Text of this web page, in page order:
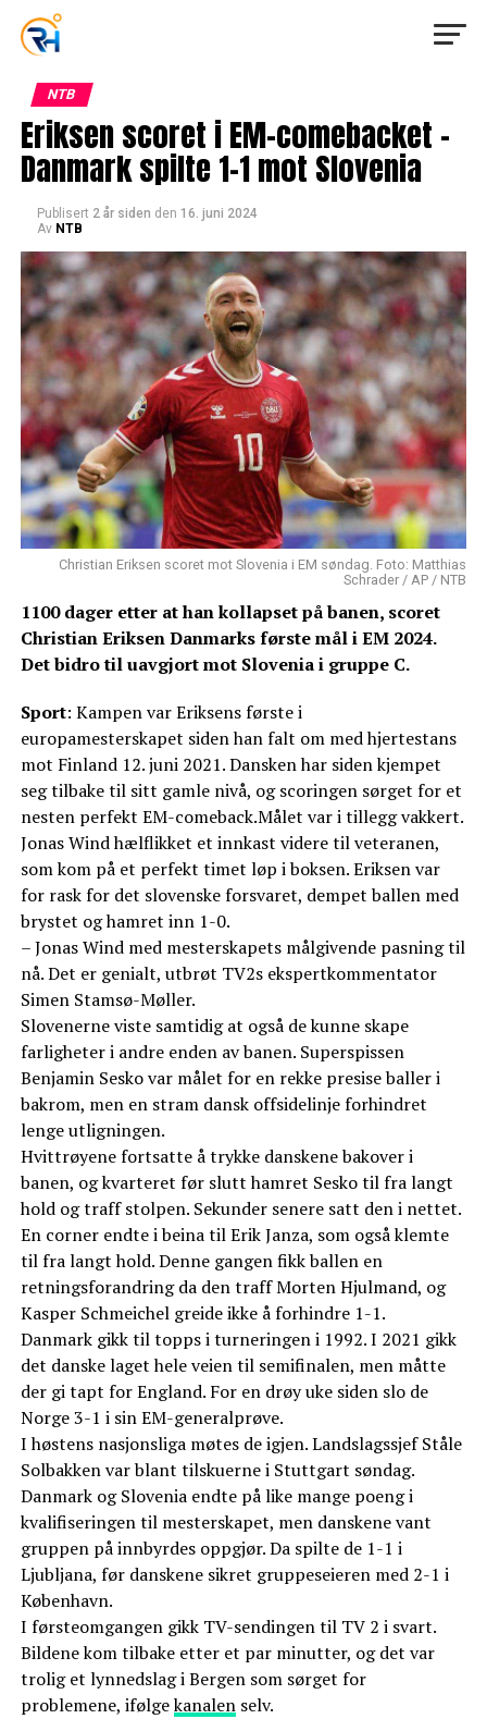
NTB
Eriksen scoret i EM-comebacket –
Danmark spilte 1-1 mot Slovenia
Publisert 2 år siden den 16. juni 2024
Av NTB
Christian Eriksen scoret mot Slovenia i EM søndag. Foto: Matthias
Schrader / AP / NTB
1100 dager etter at han kollapset på banen, scoret
Christian Eriksen Danmarks første mål i EM 2024.
Det bidro til uavgjort mot Slovenia i gruppe C.
Sport: Kampen var Eriksens første i
europamesterskapet siden han falt om med hjertestans
mot Finland 12. juni 2021. Dansken har siden kjempet
seg tilbake til sitt gamle nivå, og scoringen sørget for et
nesten perfekt EM-comeback.Målet var i tillegg vakkert.
Jonas Wind hælflikket et innkast videre til veteranen,
som kom på et perfekt timet løp i boksen. Eriksen var
for rask for det slovenske forsvaret, dempet ballen med
brystet og hamret inn 1-0.
– Jonas Wind med mesterskapets målgivende pasning til
nå. Det er genialt, utbrøt TV2s ekspertkommentator
Simen Stamsø-Møller.
Slovenerne viste samtidig at også de kunne skape
farligheter i andre enden av banen. Superspissen
Benjamin Sesko var målet for en rekke presise baller i
bakrom, men en stram dansk offsidelinje forhindret
lenge utligningen.
Hvittrøyene fortsatte å trykke danskene bakover i
banen, og kvarteret før slutt hamret Sesko til fra langt
hold og traff stolpen. Sekunder senere satt den i nettet.
En corner endte i beina til Erik Janza, som også klemte
til fra langt hold. Denne gangen fikk ballen en
retningsforandring da den traff Morten Hjulmand, og
Kasper Schmeichel greide ikke å forhindre 1-1.
Danmark gikk til topps i turneringen i 1992. I 2021 gikk
det danske laget hele veien til semifinalen, men måtte
der gi tapt for England. For en drøy uke siden slo de
Norge 3-1 i sin EM-generalprøve.
I høstens nasjonsliga møtes de igjen. Landslagssjef Ståle
Solbakken var blant tilskuerne i Stuttgart søndag.
Danmark og Slovenia endte på like mange poeng i
kvalifiseringen til mesterskapet, men danskene vant
gruppen på innbyrdes oppgjør. Da spilte de 1-1 i
Ljubljana, før danskene sikret gruppeseieren med 2-1 i
København.
I førsteomgangen gikk TV-sendingen til TV 2 i svart.
Bildene kom tilbake etter et par minutter, og det var
trolig et lynnedslag i Bergen som sørget for
problemene, ifølgekanalenselv.